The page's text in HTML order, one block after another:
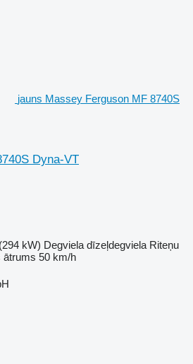
jauns Massey Ferguson MF 8740S
Dyna-VT
kW) Degviela dīzeļdegviela Riteņu
ātrums 50 km/h